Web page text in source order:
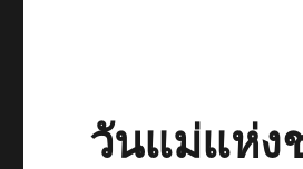
วันแม่แห่ง